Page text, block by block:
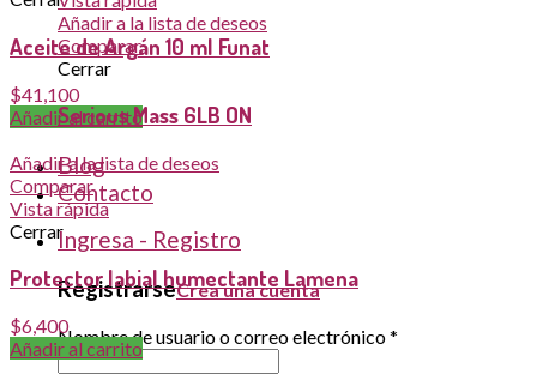
Añadir a la lista de deseos
Comparar
Cerrar
Serious Mass 6LB ON
Blog
Contacto
Ingresa - Registro
RegistrarseCrea una cuenta
Nombre de usuario o correo electrónico*
Aceite de Argán 10 ml Funat
$41,100
Añadir al carrito
Añadir a la lista de deseos
Comparar
Vista rápida
Cerrar
Protector labial humectante Lamena
$6,400
Añadir al carrito